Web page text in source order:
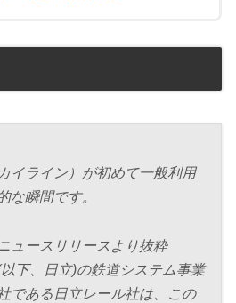
イライン）が初めて一般利用
な瞬間です。
ュースリリースより抜粋
下、日立)の鉄道システム事業
である日立レール社は、この